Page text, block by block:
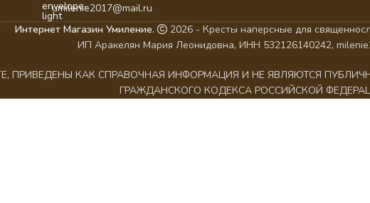
umilenie2017@mail.ru
Интернет Магазин Умиление.
2026 - Кресты наперсные для
ИП Аракелян Мария Леонидовна, ИНН 532126140242,
ПРИВЕДЕНЫ КАК СПРАВОЧНАЯ ИНФОРМАЦИЯ И НЕ ЯВЛЯЮТСЯ
ГРАЖДАНСКОГО КОДЕКСА РОССИЙСКОЙ